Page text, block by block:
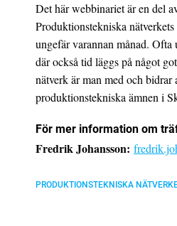
Det här webbinariet är en del
Produktionstekniska
ungefär varannan månad. Ofta
där också tid läggs på något
nätverk är man med och
produktionstekniska ämnen i
För mer information om
Fredrik Johansson:
PRODUKTIONSTEKNISKA